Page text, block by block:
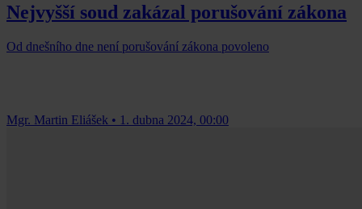
Nejvyšší soud zakázal porušování zákona
Od dnešního dne není porušování zákona povoleno
Mgr. Martin Eliášek • 1. dubna 2024, 00:00